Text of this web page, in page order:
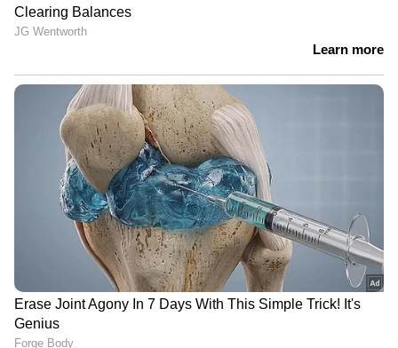
ഒളിവില്‍ കഴിയാന്‍ പ്രതിയെ
സഹായിച്ചു;അര്‍ജുന്‍
അജയ് ആയങ്കി പിടിയില്‍